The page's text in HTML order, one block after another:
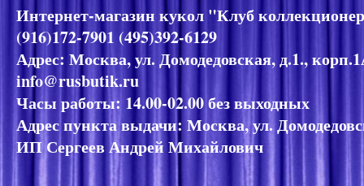
Интернет-магазин кукол "Клуб
(916)172-7901 (495)392-6129
Адрес: Москва, ул. Домодедовская, д.1.,
info@rusbutik.ru
Часы работы: 14.00-02.00 без выходных
Адрес пункта выдачи: Москва, ул.
ИП Сергеев Андрей Михайлович